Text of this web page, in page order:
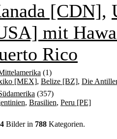
[CDN],
mit
Rico
(1)
[MEX], Belize [BZ], Die
(357)
, Brasilien, Peru [PE]
Bilder in 788 Kategorien.